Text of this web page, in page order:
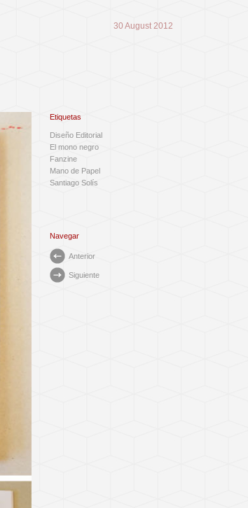
30 August 2012
Etiquetas
Diseño Editorial
El mono negro
Fanzine
Mano de Papel
Santiago Solís
Navegar
Anterior
Siguiente